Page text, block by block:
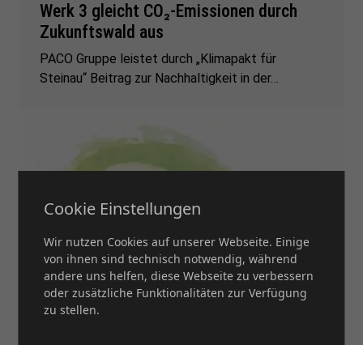
Werk 3 gleicht CO₂-Emissionen durch
Zukunftswald aus
PACO Gruppe leistet durch „Klimapakt für
Steinau“ Beitrag zur Nachhaltigkeit in der…
Cookie Einstellungen
Wir nutzen Cookies auf unserer Webseite. Einige
von ihnen sind technisch notwendig, während
andere uns helfen, diese Webseite zu verbessern
oder zusätzliche Funktionalitäten zur Verfügung
zu stellen.